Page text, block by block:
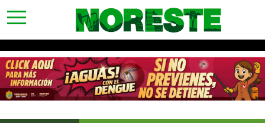
toggle
navigation